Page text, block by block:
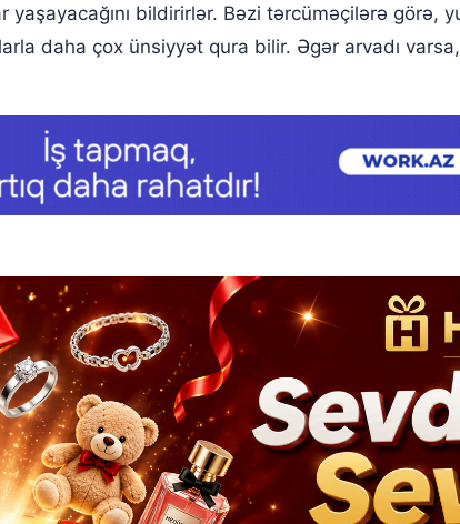
yaşayacağını bildirirlər. Bəzi tərcüməçilərə
daha çox ünsiyyət qura bilir. Əgər arvadı